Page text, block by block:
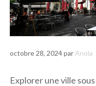
octobre 28, 2024par Anola
Explorer une ville